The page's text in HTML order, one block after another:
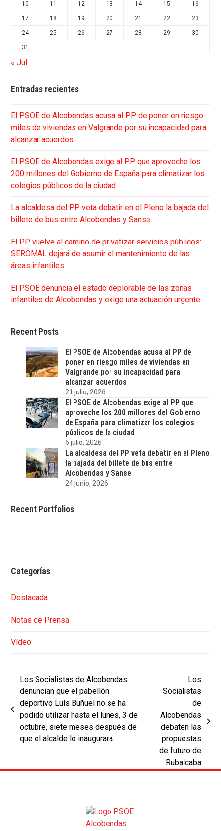
10 11 12 13 14 15 16
17 18 19 20 21 22 23
24 25 26 27 28 29 30
31
« Jul
Entradas recientes
El PSOE de Alcobendas acusa al PP de poner en riesgo
miles de viviendas en Valgrande por su incapacidad para
alcanzar acuerdos
El PSOE de Alcobendas exige al PP que aproveche los
200 millones del Gobierno de España para climatizar los
colegios públicos de la ciudad
La alcaldesa del PP veta debatir en el Pleno la bajada del
billete de bus entre Alcobendas y Sanse
El PP vuelve al camino de privatizar servicios públicos:
SEROMAL dejará de asumir el mantenimiento de las
áreas infantiles
El PSOE denuncia el estado deplorable de las zonas
infantiles de Alcobendas y exige una actuación urgente
Recent Posts
El PSOE de Alcobendas acusa al PP de
poner en riesgo miles de viviendas en
Valgrande por su incapacidad para
alcanzar acuerdos
21 julio, 2026
El PSOE de Alcobendas exige al PP que
aproveche los 200 millones del Gobierno
de España para climatizar los colegios
públicos de la ciudad
6 julio, 2026
La alcaldesa del PP veta debatir en el Pleno
la bajada del billete de bus entre
Alcobendas y Sanse
24 junio, 2026
Recent Portfolios
Categorías
Destacada
Notas de Prensa
Vídeo
previous
post:
Los Socialistas de Alcobendas
denuncian que el pabellón
deportivo Luís Buñuel no se ha
podido utilizar hasta el lunes, 3 de
octubre, siete meses después de
que el alcalde lo inaugurara.
next
post:
Los
Socialistas
de
Alcobendas
debaten las
propuestas
de futuro de
Rubalcaba